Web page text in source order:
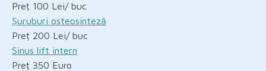
Preț 100 Lei/ buc
Șuruburi osteosinteză
Preț 200 Lei/ buc
Sinus lift intern
Preț 350 Euro